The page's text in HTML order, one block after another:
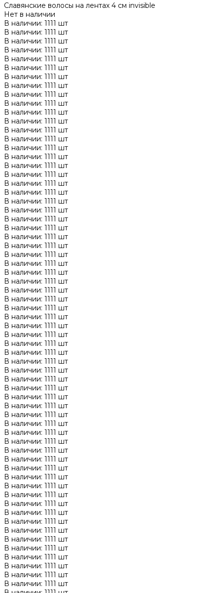
Славянские волосы на лентах 4 см invisible
Нет в наличии
В наличии: 1111 шт
В наличии: 1111 шт
В наличии: 1111 шт
В наличии: 1111 шт
В наличии: 1111 шт
В наличии: 1111 шт
В наличии: 1111 шт
В наличии: 1111 шт
В наличии: 1111 шт
В наличии: 1111 шт
В наличии: 1111 шт
В наличии: 1111 шт
В наличии: 1111 шт
В наличии: 1111 шт
В наличии: 1111 шт
В наличии: 1111 шт
В наличии: 1111 шт
В наличии: 1111 шт
В наличии: 1111 шт
В наличии: 1111 шт
В наличии: 1111 шт
В наличии: 1111 шт
В наличии: 1111 шт
В наличии: 1111 шт
В наличии: 1111 шт
В наличии: 1111 шт
В наличии: 1111 шт
В наличии: 1111 шт
В наличии: 1111 шт
В наличии: 1111 шт
В наличии: 1111 шт
В наличии: 1111 шт
В наличии: 1111 шт
В наличии: 1111 шт
В наличии: 1111 шт
В наличии: 1111 шт
В наличии: 1111 шт
В наличии: 1111 шт
В наличии: 1111 шт
В наличии: 1111 шт
В наличии: 1111 шт
В наличии: 1111 шт
В наличии: 1111 шт
В наличии: 1111 шт
В наличии: 1111 шт
В наличии: 1111 шт
В наличии: 1111 шт
В наличии: 1111 шт
В наличии: 1111 шт
В наличии: 1111 шт
В наличии: 1111 шт
В наличии: 1111 шт
В наличии: 1111 шт
В наличии: 1111 шт
В наличии: 1111 шт
В наличии: 1111 шт
В наличии: 1111 шт
В наличии: 1111 шт
В наличии: 1111 шт
В наличии: 1111 шт
В наличии: 1111 шт
В наличии: 1111 шт
В наличии: 1111 шт
В наличии: 1111 шт